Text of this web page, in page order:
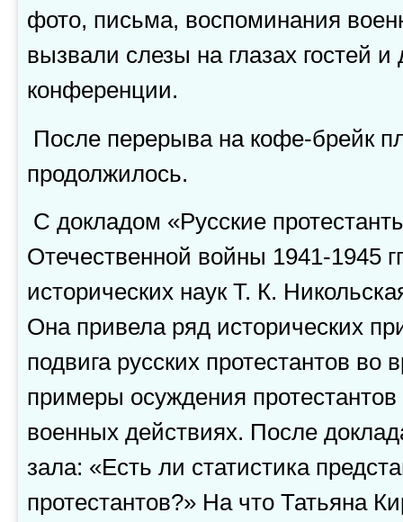
фото, письма, воспоминания
вызвали слезы на глазах гостей и
конференции.
После перерыва на кофе-брейк
продолжилось.
С докладом «Русские
Отечественной войны 1941-1945
исторических наук Т. К.
Она привела ряд исторических
подвига русских протестантов во
примеры осуждения протестантов
военных действиях. После
зала: «Есть ли статистика
протестантов?» На что Татьяна